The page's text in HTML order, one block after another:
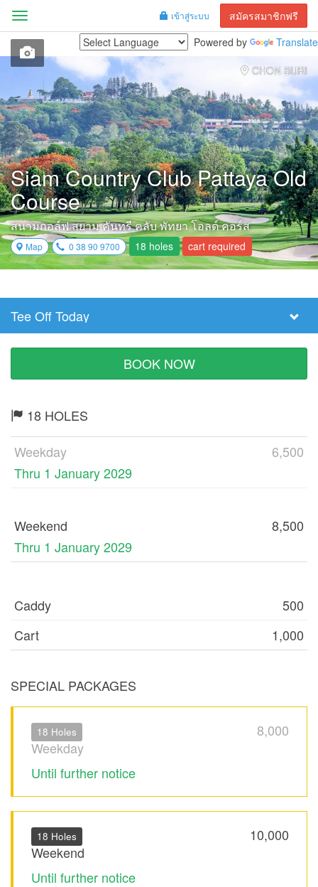
เข้าสู่ระบบ สมัครสมาชิกฟรี
Menu
Powered by
Translate
CHON BURI
Siam Country Club Pattaya Old
Course
สนามกอล์ฟ สยาม คันทรี คลับ พัทยา โอลด์ คอร์ส
Map 0 38 90 9700 18 holes cart required
Select
Tee
Time
Tee Off Today
BOOK NOW
18 HOLES
Weekday
Thru 1 January 2029
6,500
Weekend
Thru 1 January 2029
8,500
Caddy
500
Cart
1,000
SPECIAL PACKAGES
8,000
18 Holes
Weekday
Until further notice
10,000
18 Holes
Weekend
Until further notice